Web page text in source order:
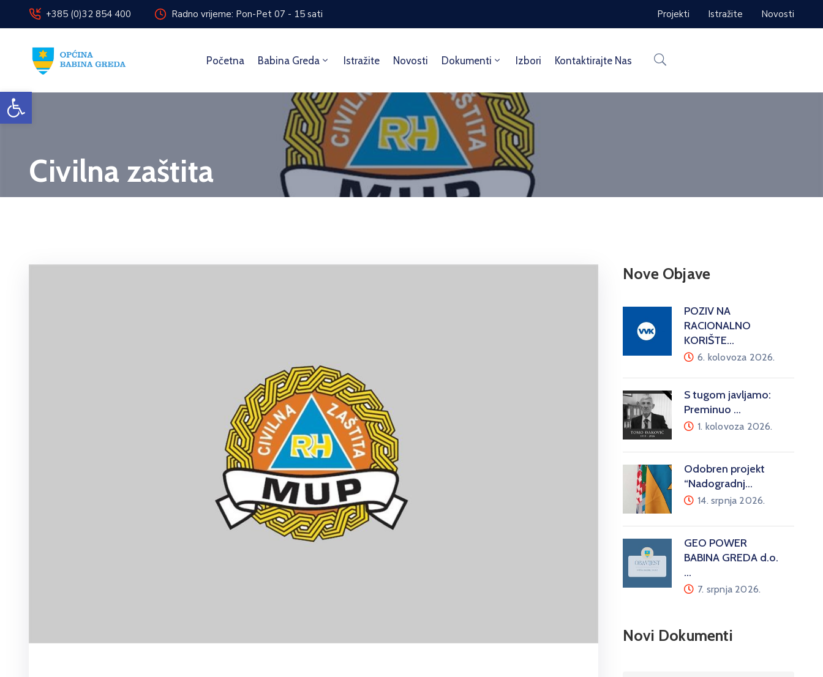
Open toolbar
+385 (0)32 854 400 Radno vrijeme: Pon-Pet 07 - 15 sati Projekti Istražite Novosti
Početna Babina Greda Istražite Novosti Dokumenti Izbori Kontaktirajte Nas
Civilna zaštita
Nove Objave
POZIV NA
RACIONALNO
KORIŠTE…
6. kolovoza 2026.
S tugom javljamo:
Preminuo …
1. kolovoza 2026.
Odobren projekt
“Nadogradnj…
14. srpnja 2026.
GEO POWER
BABINA GREDA d.o.
…
7. srpnja 2026.
Novi Dokumenti